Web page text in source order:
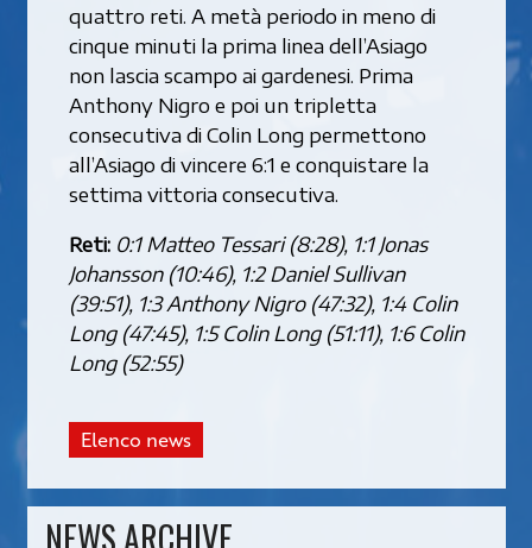
quattro reti. A metà periodo in meno di
cinque minuti la prima linea dell’Asiago
non lascia scampo ai gardenesi. Prima
Anthony Nigro e poi un tripletta
consecutiva di Colin Long permettono
all’Asiago di vincere 6:1 e conquistare la
settima vittoria consecutiva.
Reti: 0:1 Matteo Tessari (8:28), 1:1 Jonas
Johansson (10:46), 1:2 Daniel Sullivan
(39:51), 1:3 Anthony Nigro (47:32), 1:4 Colin
Long (47:45), 1:5 Colin Long (51:11), 1:6 Colin
Long (52:55)
Elenco news